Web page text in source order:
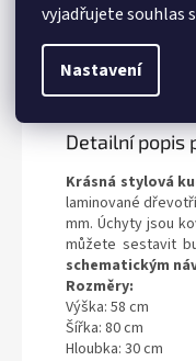
vyjadřujete souhlas
Nastavení
Popis
Detailní popis
Krásná stylová
laminované
mm. Úchyty jsou
můžete sestavit
schematickým
Rozměry:
Výška: 58 cm
Šířka: 80 cm
Hloubka: 30 cm